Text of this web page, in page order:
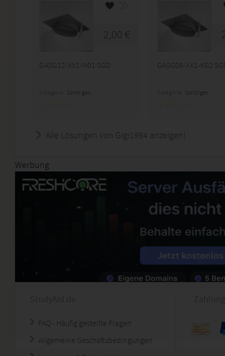
2,00 €
GASG12-XX1-N01 SGD
Sonstiges
GASG06-XX1-K02
Sonstiges
Alle Lösungen von Gigi1994 anzeigen!
Werbung
FAQ - Häufig gestellte Fragen
Allgemeine Geschäftsbedingungen